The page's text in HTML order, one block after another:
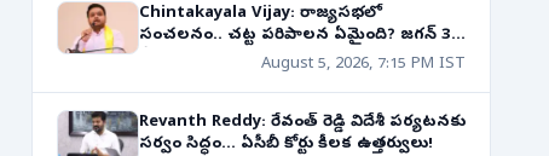
Chintakayala Vijay: రాజ్యసభలో
సంచలనం.. చట్ట పరిపాలన ఏమైంది? జగన్ 31
కేసుల వ్యవహారంపై ఘాటు వ్యాఖ్యలు!
August 5, 2026, 7:15 PM IST
Revanth Reddy: రేవంత్ రెడ్డి విదేశీ పర్యటనకు
సర్వం సిద్ధం... ఏసీబీ కోర్టు కీలక ఉత్తర్వులు!